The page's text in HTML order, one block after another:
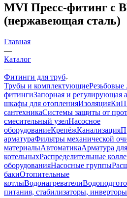
MVI Пресс-фитинг с
(нержавеющая сталь)
Главная
—
Каталог
—
Фитинги для труб
Трубы и комплектующиеРезьбовые
фитингиЗапорная и регулирующая
шкафы для отопленияИзоляцияКиП
сантехникаСистемы защиты от
смесительный узелНасосное
оборудованиеКрепёжКанализация
арматураФильтры механической
материалыАвтоматикаАрматура для
котельныхРаспределительные
оборудованияНасосные группы
бакиОтопительные
котлыВодонагреватели
питания, стабилизаторы, инверторы